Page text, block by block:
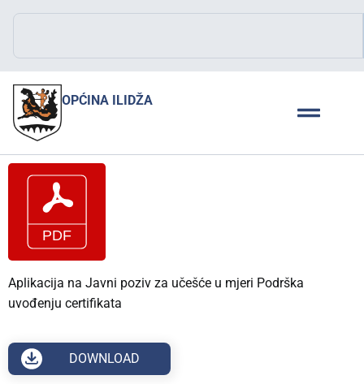
OPĆINA ILIDŽA
Aplikacija na Javni poziv za učešće u mjeri Podrška
uvođenju certifikata
DOWNLOAD